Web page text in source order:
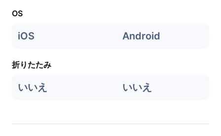
OS
iOS Android
折りたたみ
いいえ いいえ